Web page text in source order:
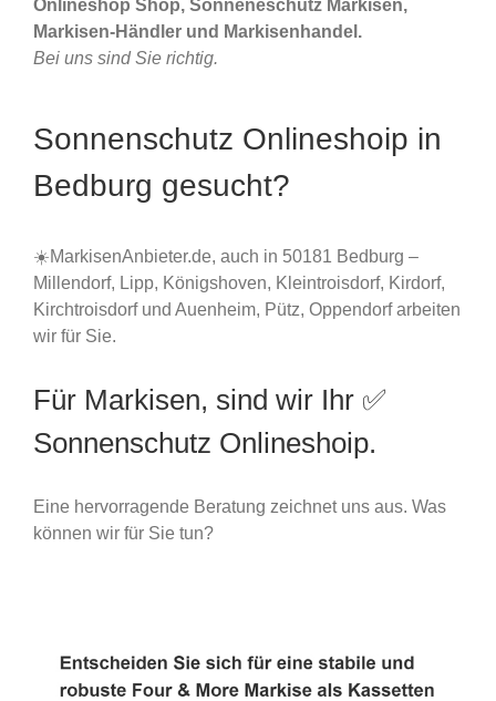
Onlineshop Shop, Sonneneschutz Markisen,
Markisen-Händler und Markisenhandel.
Bei uns sind Sie richtig.
Sonnenschutz Onlineshoip in
Bedburg gesucht?
☀️MarkisenAnbieter.de, auch in 50181 Bedburg –
Millendorf, Lipp, Königshoven, Kleintroisdorf, Kirdorf,
Kirchtroisdorf und Auenheim, Pütz, Oppendorf arbeiten
wir für Sie.
Für Markisen, sind wir Ihr ✅
Sonnenschutz Onlineshoip.
Eine hervorragende Beratung zeichnet uns aus. Was
können wir für Sie tun?